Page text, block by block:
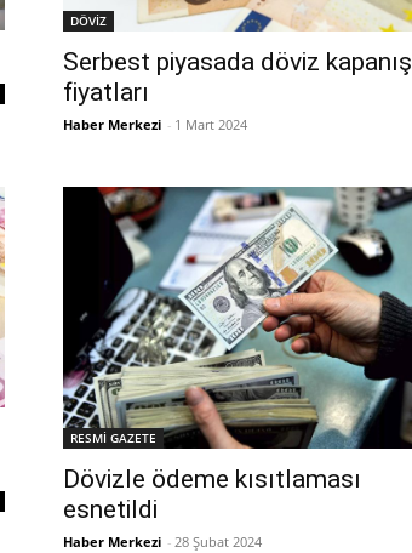
DÖVİZ
Serbest piyasada döviz kapanış
fiyatları
Haber Merkezi - 1 Mart 2024
RESMİ GAZETE
Dövizle ödeme kısıtlaması
esnetildi
Haber Merkezi - 28 Şubat 2024